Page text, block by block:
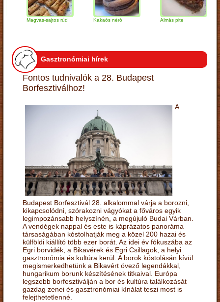
Magvas-sajtos rúd Kakaós néró Almás pite
Gasztronómiai hírek
Fontos tudnivalók a 28. Budapest
Borfesztiválhoz!
A
Budapest Borfesztivál 28. alkalommal várja a borozni,
kikapcsolódni, szórakozni vágyókat a főváros egyik
legimpozánsabb helyszínén, a megújuló Budai Várban.
A vendégek nappal és este is káprázatos panoráma
társaságában kóstolhatják meg a közel 200 hazai és
külföldi kiállító több ezer borát. Az idei év fókuszába az
Egri borvidék, a Bikavérek és Egri Csillagok, a helyi
gasztronómia és kultúra kerül. A borok kóstolásán kívül
megismerkedhetünk a Bikavért övező legendákkal,
hungarikum borunk készítésének titkaival. Európa
legszebb borfesztiválján a bor és kultúra találkozását
gazdag zenei és gasztronómiai kínálat teszi most is
felejthetetlenné.